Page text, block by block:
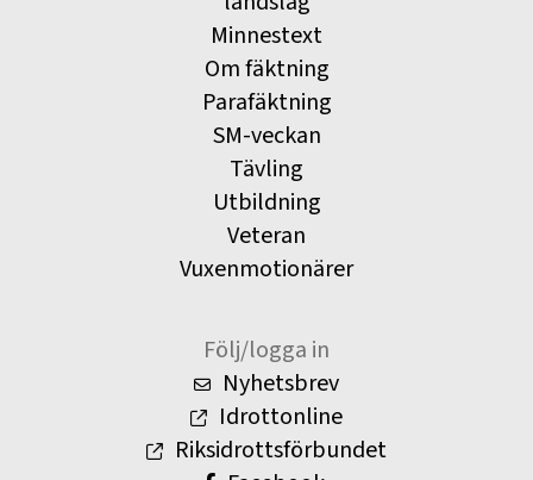
Minnestext
Om fäktning
Parafäktning
SM-veckan
Tävling
Utbildning
Veteran
Vuxenmotionärer
Följ/logga in
Nyhetsbrev
Idrottonline
Riksidrottsförbundet